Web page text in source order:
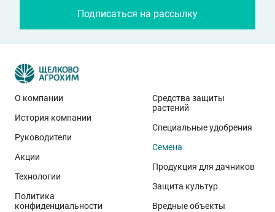
Подписаться на рассылку
О компании
История компании
Руководители
Акции
Технологии
Политика
конфиденциальности
Средства защиты
растений
Специальные удобрения
Семена
Продукция для дачников
Защита культур
Вредные объекты